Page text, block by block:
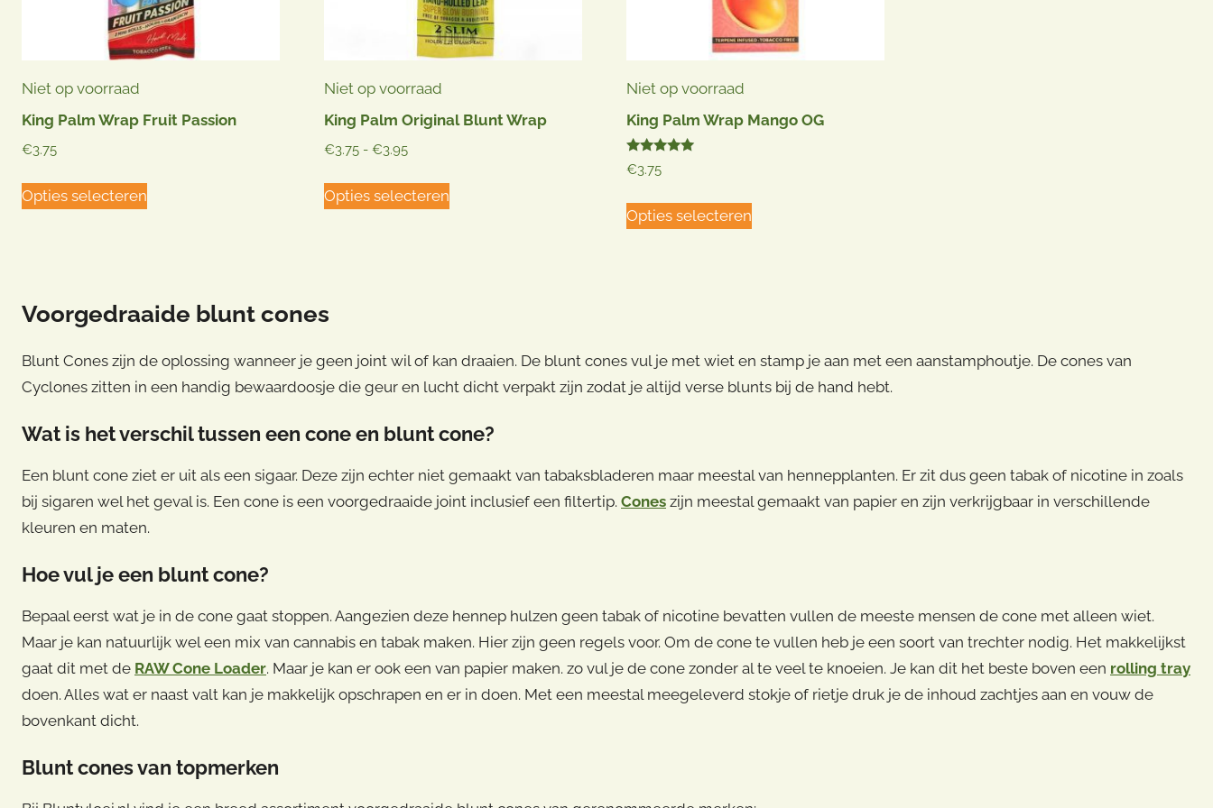
de
productpagina
de
productpagina
Niet op voorraad
King Palm Wrap Fruit Passion
€3.75
Opties selecteren
Dit
product
Deze
kan
gekozen
op
de
productpagina
Niet op voorraad
King Palm Original Blunt Wrap
€3.75 - €3.95Prijsklasse:
tot
Opties selecteren
Dit
product
kan
gekozen
op
productpagina
Niet op voorraad
King Palm Wrap Mango OG
Gewaardeerd
5.00
€3.75
Opties selecteren
Dit
product
optie
kan
de
productpagina
Voorgedraaide blunt cones
Blunt Cones zijn de oplossing wanneer je geen joint wil of kan draaien. De blunt cones vul je met wiet en stamp je aan met een aanstamphoutje. De cones van
Cyclones zitten in een handig bewaardoosje die geur en lucht dicht verpakt zijn zodat je altijd verse blunts bij de hand hebt.
Wat is het verschil tussen een cone en blunt cone?
Een blunt cone ziet er uit als een sigaar. Deze zijn echter niet gemaakt van tabaksbladeren maar meestal van hennepplanten. Er zit dus geen tabak of nicotine in zoals
bij sigaren wel het geval is. Een cone is een voorgedraaide joint inclusief een filtertip. Cones zijn meestal gemaakt van papier en zijn verkrijgbaar in verschillende
kleuren en maten.
Hoe vul je een blunt cone?
Bepaal eerst wat je in de cone gaat stoppen. Aangezien deze hennep hulzen geen tabak of nicotine bevatten vullen de meeste mensen de cone met alleen wiet.
Maar je kan natuurlijk wel een mix van cannabis en tabak maken. Hier zijn geen regels voor. Om de cone te vullen heb je een soort van trechter nodig. Het makkelijkst
gaat dit met de RAW Cone Loader. Maar je kan er ook een van papier maken. zo vul je de cone zonder al te veel te knoeien. Je kan dit het beste boven een rolling tray
doen. Alles wat er naast valt kan je makkelijk opschrapen en er in doen. Met een meestal meegeleverd stokje of rietje druk je de inhoud zachtjes aan en vouw de
bovenkant dicht.
Blunt cones van topmerken